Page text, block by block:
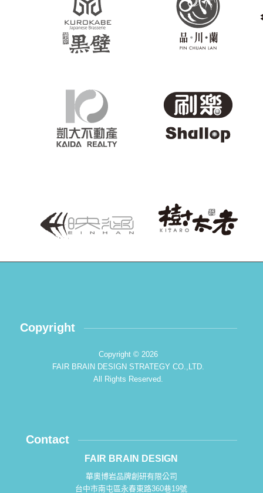
Copyright
Copyright © 2026
FAIR BRAIN DESIGN STRATEGY CO.,LTD.
All Rights Reserved.
Contact
FAIR BRAIN DESIGN
華奧博岩品牌創研有限公司
台中市南屯區永春東路360巷19號